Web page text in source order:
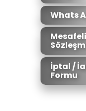
Whats
İptal /
Formu